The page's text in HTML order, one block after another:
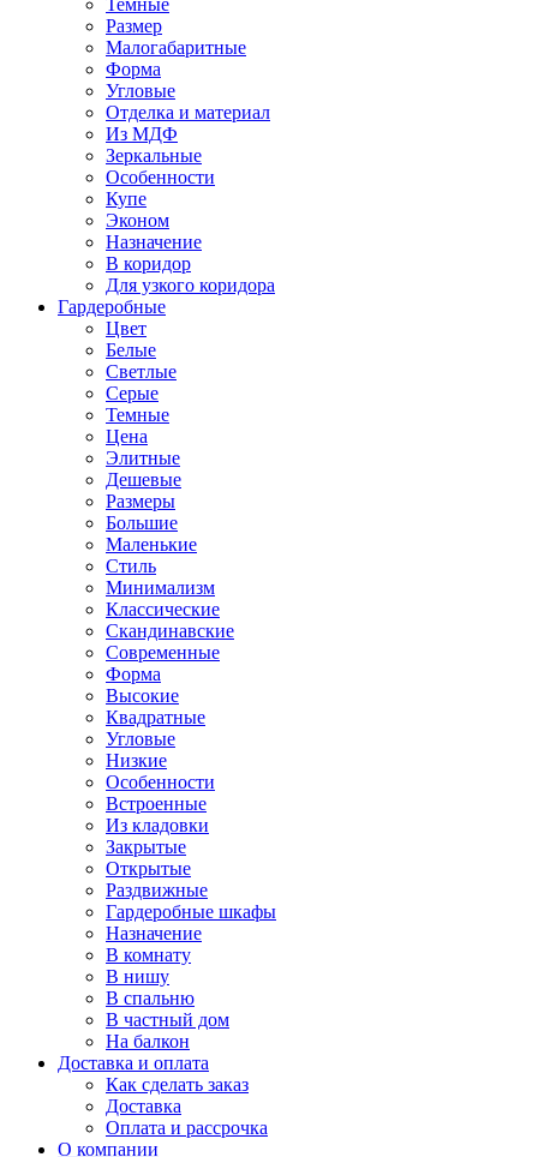
Темные
Размер
Малогабаритные
Форма
Угловые
Отделка и материал
Из МДФ
Зеркальные
Особенности
Купе
Эконом
Назначение
В коридор
Для узкого коридора
Гардеробные
Цвет
Белые
Светлые
Серые
Темные
Цена
Элитные
Дешевые
Размеры
Большие
Маленькие
Стиль
Минимализм
Классические
Скандинавские
Современные
Форма
Высокие
Квадратные
Угловые
Низкие
Особенности
Встроенные
Из кладовки
Закрытые
Открытые
Раздвижные
Гардеробные шкафы
Назначение
В комнату
В нишу
В спальню
В частный дом
На балкон
Доставка и оплата
Как сделать заказ
Доставка
Оплата и рассрочка
О компании